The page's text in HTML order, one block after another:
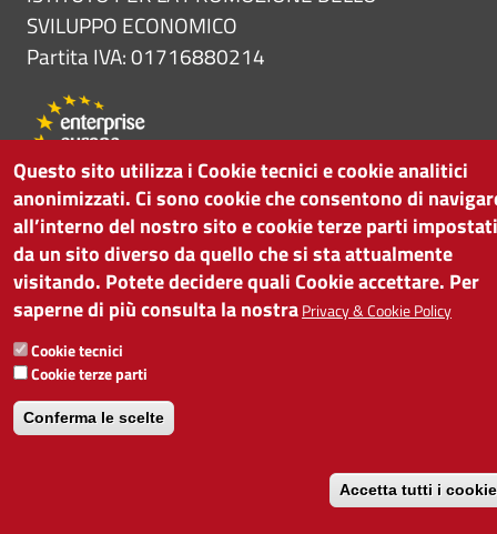
SVILUPPO ECONOMICO
Partita IVA: 01716880214
Questo sito utilizza i Cookie tecnici e cookie analitici
anonimizzati. Ci sono cookie che consentono di
all’interno del nostro sito e cookie terze parti
da un sito diverso da quello che si sta attualmente
visitando. Potete decidere quali Cookie accettare. Per
saperne di più consulta la nostraPrivacy & Cookie Policy
Cookie tecnici
Cookie terze parti
Conferma le scelte
Accetta tutti i